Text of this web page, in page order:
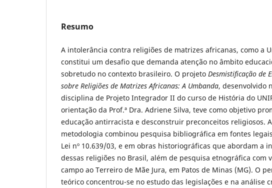
Resumo
A intolerância contra religiões de matrizes africanas, como a
constitui um desafio que demanda atenção no âmbito
sobretudo no contexto brasileiro. O projeto Desmistificação de
sobre Religiões de Matrizes Africanas: A Umbanda, desenvolvido
disciplina de Projeto Integrador II do curso de História do
orientação da Prof.ª Dra. Adriene Silva, teve como objetivo
educação antirracista e desconstruir preconceitos religiosos. A
metodologia combinou pesquisa bibliográfica em fontes
Lei nº 10.639/03, e em obras historiográficas que abordam a
dessas religiões no Brasil, além de pesquisa etnográfica com
campo ao Terreiro de Mãe Jura, em Patos de Minas (MG). O
teórico concentrou-se no estudo das legislações e na análise